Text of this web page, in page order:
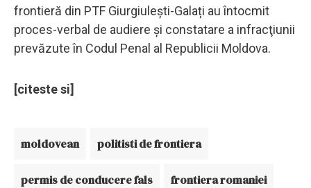
frontieră din PTF Giurgiulești-Galați au întocmit
proces-verbal de audiere și constatare a infracţiunii
prevăzute în Codul Penal al Republicii Moldova.
[citeste si]
moldovean politisti de frontiera
permis de conducere fals frontiera romaniei